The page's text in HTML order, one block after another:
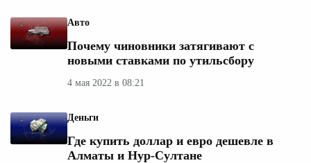
Авто
Почему чиновники затягивают с
новыми ставками по утильсбору
4 мая 2022 в 08:21
Деньги
Где купить доллар и евро дешевле в
Алматы и Нур-Султане